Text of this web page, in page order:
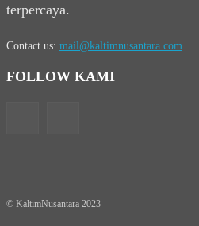
terpercaya.
Contact us: mail@kaltimnusantara.com
FOLLOW KAMI
© KaltimNusantara 2023